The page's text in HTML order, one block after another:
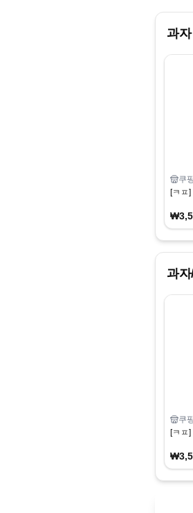
과자
쿠
[ㅋㅍ
과
쿠
[ㅋㅍ